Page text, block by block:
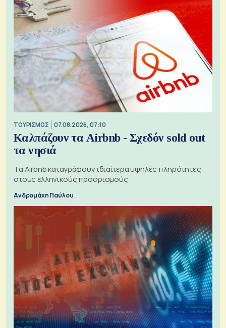
ΤΟΥΡΙΣΜΟΣ 07.08.2026, 07:10
Καλπάζουν τα Airbnb - Σχεδόν sold out
τα νησιά
Τα Airbnb καταγράφουν ιδιαίτερα υψηλές πληρότητες
στους ελληνικούς προορισμούς
Ανδρομάχη Παύλου